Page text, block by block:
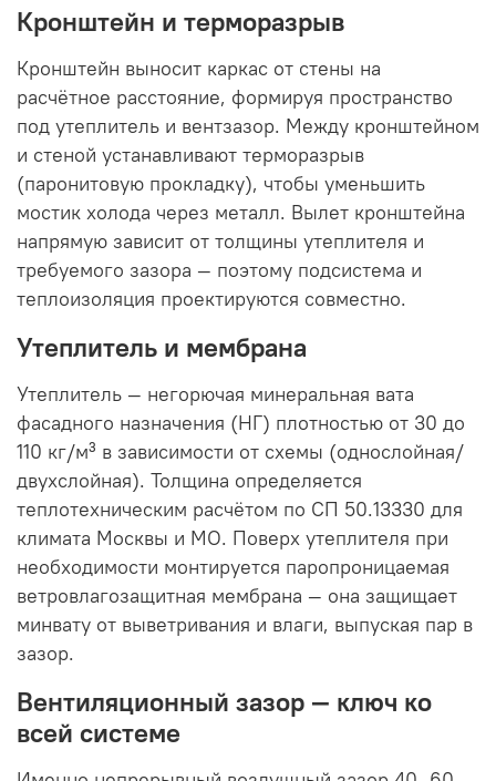
Кронштейн и терморазрыв
Кронштейн выносит каркас от стены на
расчётное расстояние, формируя пространство
под утеплитель и вентзазор. Между кронштейном
и стеной устанавливают терморазрыв
(паронитовую прокладку), чтобы уменьшить
мостик холода через металл. Вылет кронштейна
напрямую зависит от толщины утеплителя и
требуемого зазора — поэтому подсистема и
теплоизоляция проектируются совместно.
Утеплитель и мембрана
Утеплитель — негорючая минеральная вата
фасадного назначения (НГ) плотностью от 30 до
110 кг/м³ в зависимости от схемы (однослойная/
двухслойная). Толщина определяется
теплотехническим расчётом по СП 50.13330 для
климата Москвы и МО. Поверх утеплителя при
необходимости монтируется паропроницаемая
ветровлагозащитная мембрана — она защищает
минвату от выветривания и влаги, выпуская пар в
зазор.
Вентиляционный зазор — ключ ко
всей системе